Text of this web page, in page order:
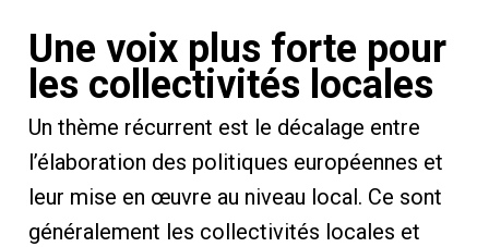
Une voix plus forte pour
les collectivités locales
Un thème récurrent est le décalage entre
l’élaboration des politiques européennes et
leur mise en œuvre au niveau local. Ce sont
généralement les collectivités locales et